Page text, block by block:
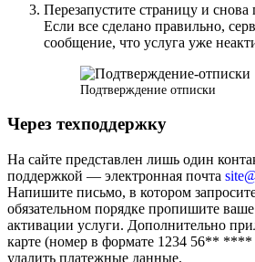
Перезапустите страницу и
Если все сделано правильно,
сообщение, что услуга уже
Подтверждение отписки
Через техподдержку
На сайте представлен лишь один
поддержкой — электронная почта
Напишите письмо, в котором
обязательном порядке пропишите
активации услуги. Дополнительно
карте (номер в формате 1234 56** ****
удалить платежные данные.